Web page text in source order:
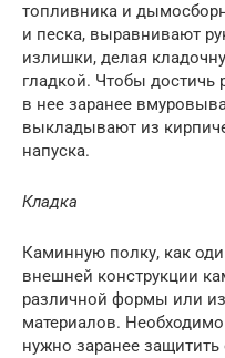
топливника и
и песка, выравнивают
излишки, делая
гладкой. Чтобы достичь
в нее заранее
выкладывают из
напуска.
Кладка
Каминную полку, как
внешней конструкции
различной формы или
материалов.
нужно заранее